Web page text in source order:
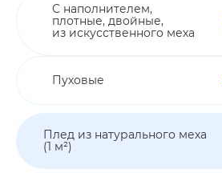
С наполнителем,
плотные, двойные,
из искусственного меха
Пуховые
Плед из натурального меха
(1 м²)